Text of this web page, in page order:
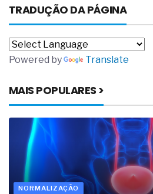
TRADUÇÃO DA PÁGINA
Powered by Translate
MAIS POPULARES >
NORMALIZAÇÃO